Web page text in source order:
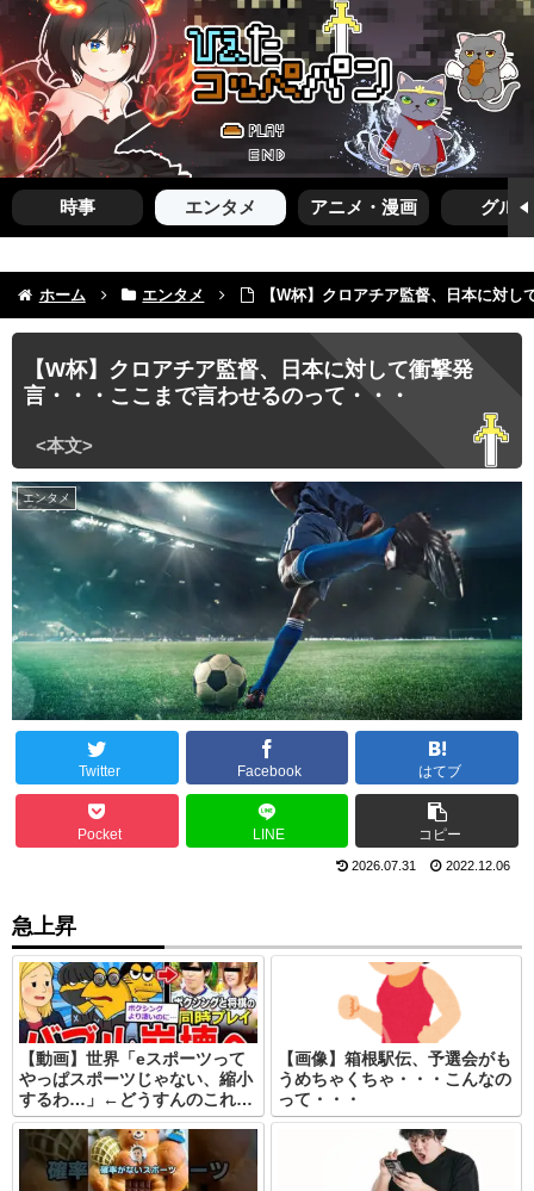
時事 エンタメ アニメ・漫画 グルメ
ホーム エンタメ 【W杯】クロアチア監督、日本に対
【W杯】クロアチア監督、日本に対して衝撃発
言・・・ここまで言わせるのって・・・
エンタメ
Twitter Facebook はてブ
Pocket LINE コピー
2026.07.31 2022.12.06
急上昇
【動画】世界「eスポーツって
やっぱスポーツじゃない、縮小
するわ…」←どうすんのこれ…
【画像】箱根駅伝、予選会がも
うめちゃくちゃ・・・こんなの
って・・・